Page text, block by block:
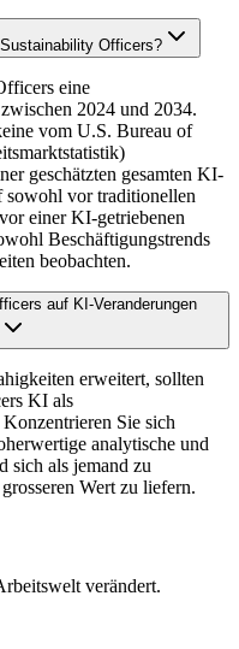
Officers?
eine
2024 und 2034.
vom U.S. Bureau of
geschätzten gesamten KI-
sowohl vor traditionellen
einer KI-getriebenen
Beschäftigungstrends
beobachten.
auf KI-Veranderungen
erweitert, sollten
KI als
Sie sich
analytische und
sich als jemand zu
Wert zu liefern.
verändert.